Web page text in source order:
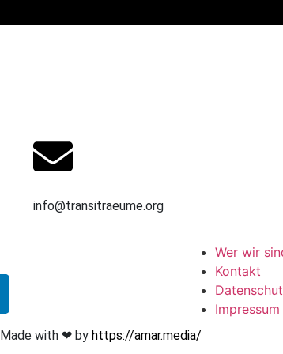
info@transitraeume.org
Wer wir
Kontakt
Impressum
Made with ❤︎ by https://amar.media/